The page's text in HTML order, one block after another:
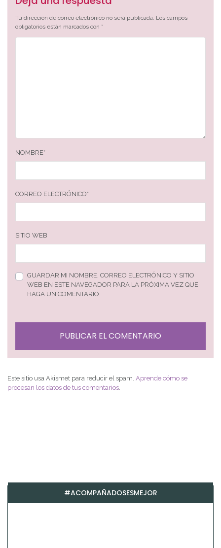
Tu dirección de correo electrónico no será publicada. Los campos
obligatorios están marcados con *
NOMBRE*
CORREO ELECTRÓNICO*
SITIO WEB
GUARDAR MI NOMBRE, CORREO ELECTRÓNICO Y SITIO
WEB EN ESTE NAVEGADOR PARA LA PRÓXIMA VEZ QUE
HAGA UN COMENTARIO.
Este sitio usa Akismet para reducir el spam. Aprende cómo se
procesan los datos de tus comentarios.
#ACOMPAÑADOSESMEJOR